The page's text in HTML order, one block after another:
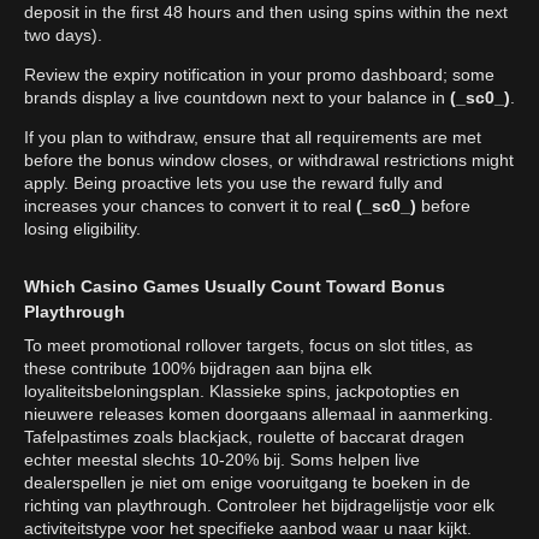
deposit in the first 48 hours and then using spins within the next
two days).
Review the expiry notification in your promo dashboard; some
brands display a live countdown next to your balance in (_sc0_)
If you plan to withdraw, ensure that all requirements are met
before the bonus window closes, or withdrawal restrictions might
apply. Being proactive lets you use the reward fully and
increases your chances to convert it to real (_sc0_) before
losing eligibility.
Which Casino Games Usually Count Toward Bonus
Playthrough
To meet promotional rollover targets, focus on slot titles, as
these contribute 100% bijdragen aan bijna elk
loyaliteitsbeloningsplan. Klassieke spins, jackpotopties en
nieuwere releases komen doorgaans allemaal in aanmerking.
Tafelpastimes zoals blackjack, roulette of baccarat dragen
echter meestal slechts 10-20% bij. Soms helpen live
dealerspellen je niet om enige vooruitgang te boeken in de
richting van playthrough. Controleer het bijdragelijstje voor elk
activiteitstype voor het specifieke aanbod waar u naar kijkt.